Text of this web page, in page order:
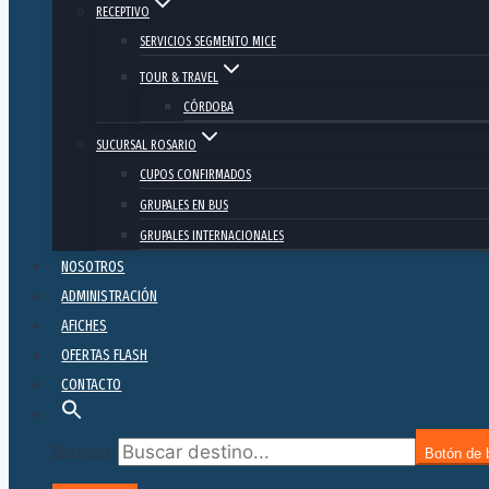
RECEPTIVO
SERVICIOS SEGMENTO MICE
TOUR & TRAVEL
CÓRDOBA
SUCURSAL ROSARIO
CUPOS CONFIRMADOS
GRUPALES EN BUS
GRUPALES INTERNACIONALES
NOSOTROS
ADMINISTRACIÓN
AFICHES
OFERTAS FLASH
CONTACTO
Buscar: Botón de